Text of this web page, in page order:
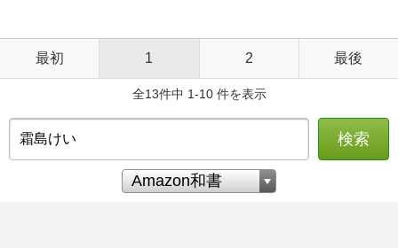
最初 1 2 最後
全13件中 1-10 件を表示
検索